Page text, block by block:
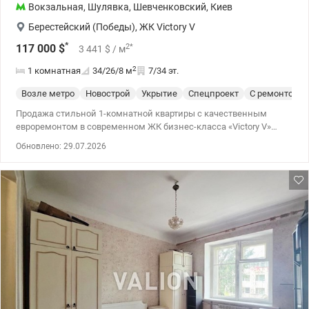
Вокзальная, Шулявка, Шевченковский, Киев
Берестейский (Победы), ЖК Victory V
117 000 $* 3 441 $ / м2*
1 комнатная 34/26/8 м2 7/34 эт.
Возле метро Новострой Укрытие Спецпроект
С ремонтом
Продажа стильной 1-комнатной квартиры с качественным
евроремонтом в современном ЖК бизнес-класса «Victоry V»
огромным спросом среди арендаторов). Расположение на 7-м
этаже. Главные преимущества квартиры: Состояние: Выполнен
современный евроремонт с использованием надежных
материалов Параметры: Общая площадь 34 м.кв, находится на
7/34 этаже. В здании установлены скоростные бесшумные
лифты. Экономичность: Небольшие коммунальные платежи
благодаря энергоэффективности дома и индивидуальным
счетчикам отопления, воды и света. Инфраструктура и локация
(Центр города): Транспортный узел Очень удобная транспортная
развязка. До станции метро «Вокзальная» 9 минут пешком, до
Обновлено: 29.07.2026